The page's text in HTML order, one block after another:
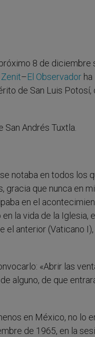
8 de diciembre
Zenit–El Observador ha
de San Luis Potosí,
Andrés Tuxtla.
notaba en todos los
gracia que nunca en
en el
la vida de la Iglesia,
el anterior (Vaticano I),
«Abrir las
alguno, de que
en México, no lo
de 1965, en la